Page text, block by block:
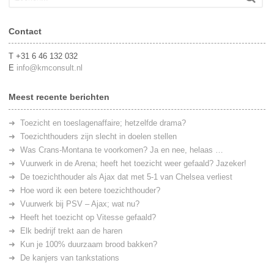
Contact
T +31 6 46 132 032
E info@kmconsult.nl
Meest recente berichten
Toezicht en toeslagenaffaire; hetzelfde drama?
Toezichthouders zijn slecht in doelen stellen
Was Crans-Montana te voorkomen? Ja en nee, helaas …
Vuurwerk in de Arena; heeft het toezicht weer gefaald? Jazeker!
De toezichthouder als Ajax dat met 5-1 van Chelsea verliest
Hoe word ik een betere toezichthouder?
Vuurwerk bij PSV – Ajax; wat nu?
Heeft het toezicht op Vitesse gefaald?
Elk bedrijf trekt aan de haren
Kun je 100% duurzaam brood bakken?
De kanjers van tankstations